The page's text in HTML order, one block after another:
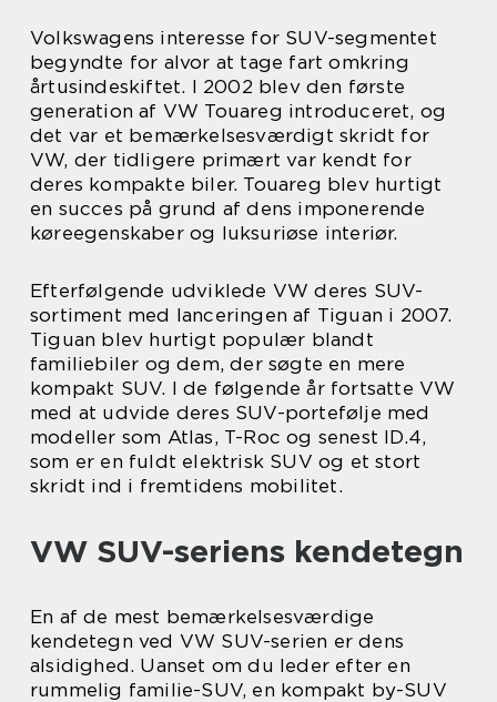
Volkswagens interesse for SUV-segmentet
begyndte for alvor at tage fart omkring
årtusindeskiftet. I 2002 blev den første
generation af VW Touareg introduceret, og
det var et bemærkelsesværdigt skridt for
VW, der tidligere primært var kendt for
deres kompakte biler. Touareg blev hurtigt
en succes på grund af dens imponerende
køreegenskaber og luksuriøse interiør.
Efterfølgende udviklede VW deres SUV-
sortiment med lanceringen af Tiguan i 2007.
Tiguan blev hurtigt populær blandt
familiebiler og dem, der søgte en mere
kompakt SUV. I de følgende år fortsatte VW
med at udvide deres SUV-portefølje med
modeller som Atlas, T-Roc og senest ID.4,
som er en fuldt elektrisk SUV og et stort
skridt ind i fremtidens mobilitet.
VW SUV-seriens kendetegn
En af de mest bemærkelsesværdige
kendetegn ved VW SUV-serien er dens
alsidighed. Uanset om du leder efter en
rummelig familie-SUV, en kompakt by-SUV